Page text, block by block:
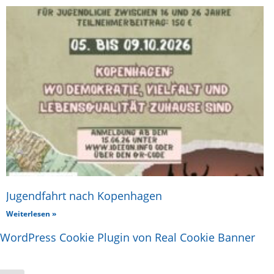
Jugendfahrt nach Kopenhagen
Weiterlesen »
WordPress Cookie Plugin von Real Cookie Banner